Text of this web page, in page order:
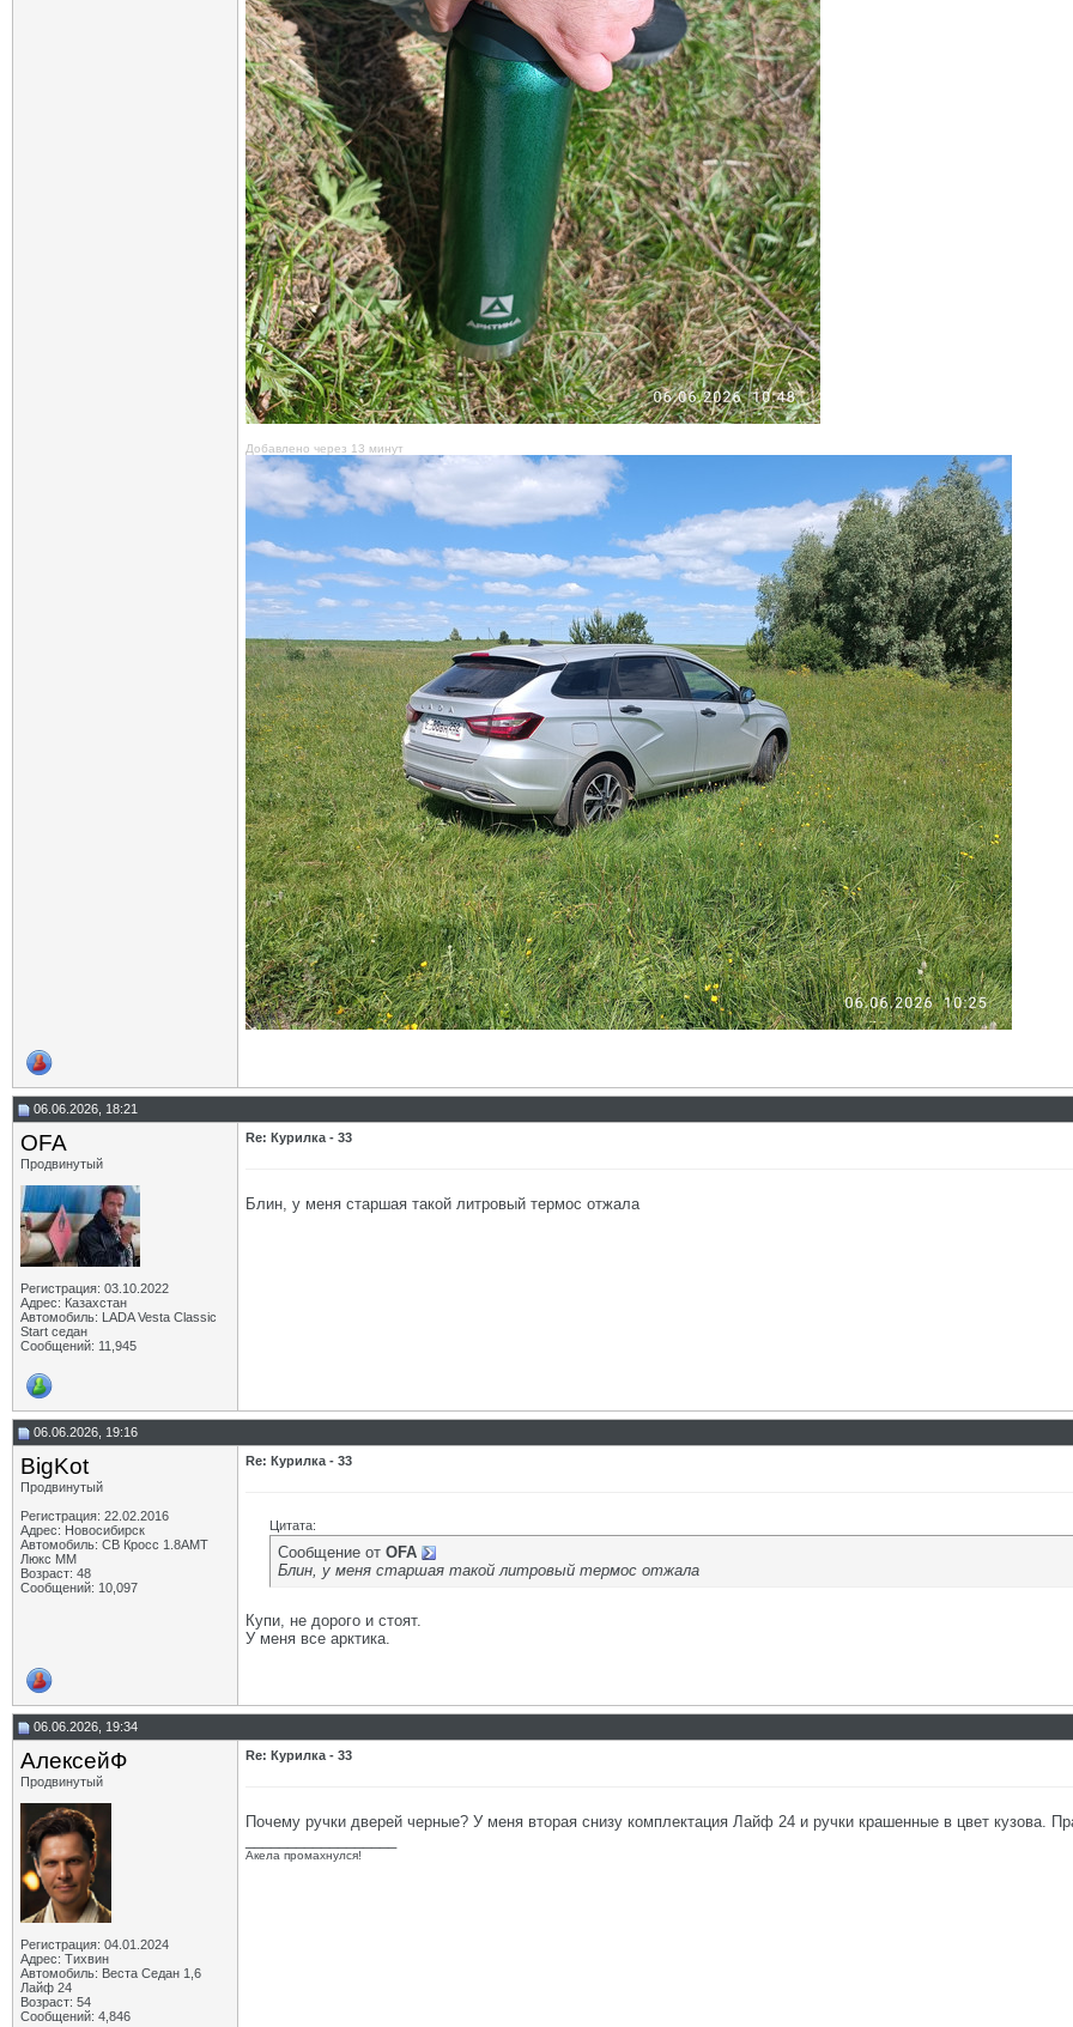
Добавлено через 13 минут
06.06.2026, 18:21
OFA
Продвинутый
Регистрация: 03.10.2022
Адрес: Казахстан
Автомобиль: LADA Vesta Classic
Start седан
Сообщений: 11,945
Re: Курилка - 33
Блин, у меня старшая такой литровый термос отжала
06.06.2026, 19:16
BigKot
Продвинутый
Регистрация: 22.02.2016
Адрес: Новосибирск
Автомобиль: СВ Кросс 1.8АМТ
Люкс ММ
Возраст: 48
Сообщений: 10,097
Re: Курилка - 33
Цитата:
Сообщение от OFA
Блин, у меня старшая такой литровый термос отжала
Купи, не дорого и стоят.
У меня все арктика.
06.06.2026, 19:34
АлексейФ
Продвинутый
Регистрация: 04.01.2024
Адрес: Тихвин
Автомобиль: Веста Седан 1,6
Лайф 24
Возраст: 54
Сообщений: 4,846
Re: Курилка - 33
Почему ручки дверей черные? У меня вторая снизу комплектация Лайф 24 и ручки крашенные в цвет кузова.
Акела промахнулся!